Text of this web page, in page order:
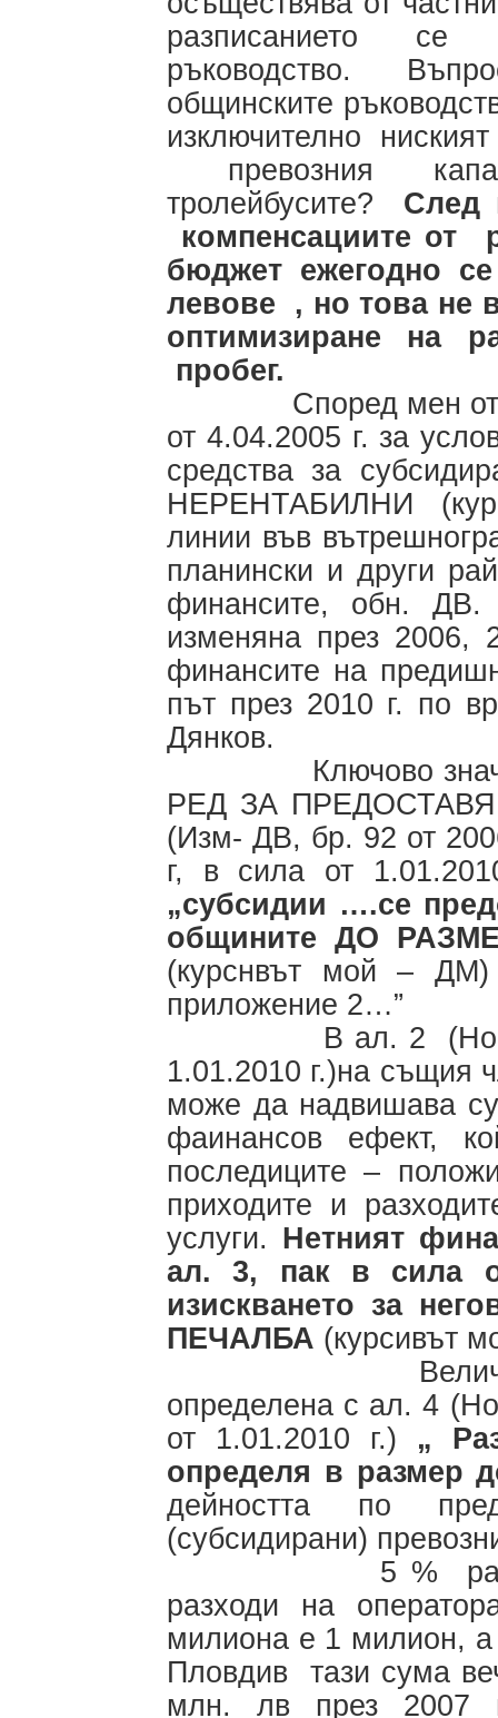
разписанието се
ръководство.
общинските
изключително
превозния
тролейбусите? След
компенсациите от
бюджет ежегодно
левове , но това не
оптимизиране на
пробег.
Според мен
от 4.04.2005 г. за
средства за
НЕРЕНТАБИЛНИ
линии във
планински и други
финансите, обн.
изменяна през 2006,
финансите на
път през 2010 г. по
Дянков.
Ключово
РЕД ЗА
(Изм- ДВ, бр. 92 от
г, в сила от
„субсидии ….се
общините ДО
(курснвът мой – ДМ)
приложение 2…”
В ал. 2 (Нова ДВ,
1.01.2010 г.)на същия
може да надвишава
фаинансов ефект,
последиците –
приходите и
услуги. Нетният
ал. 3, пак в сила
изискването за
ПЕЧАЛБА (курсивът
Величината
определена с ал. 4
от 1.01.2010 г.) „
определя в размер
дейността по
(субсидирани)
5 % разумна
разходи на
милиона е 1 милион,
Пловдив тази сума
млн. лв през 2007